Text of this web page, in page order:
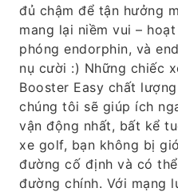
đủ chậm để tận hưởng
mang lại niềm vui –
phóng endorphin, và
nụ cười :) Những chiếc
Booster Easy chất
chúng tôi sẽ giúp ích
vận động nhất, bất kể
xe golf, bạn không bị
đường cố định và có
đường chính. Với mạng